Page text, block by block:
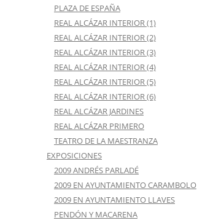
PLAZA DE ESPAÑA
REAL ALCÁZAR INTERIOR (1)
REAL ALCÁZAR INTERIOR (2)
REAL ALCÁZAR INTERIOR (3)
REAL ALCÁZAR INTERIOR (4)
REAL ALCÁZAR INTERIOR (5)
REAL ALCÁZAR INTERIOR (6)
REAL ALCÁZAR JARDINES
REAL ALCÁZAR PRIMERO
TEATRO DE LA MAESTRANZA
EXPOSICIONES
2009 ANDRÉS PARLADÉ
2009 EN AYUNTAMIENTO CARAMBOLO
2009 EN AYUNTAMIENTO LLAVES
PENDÓN Y MACARENA